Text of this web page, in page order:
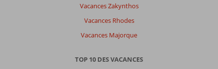
Vacances Zakynthos
Vacances Rhodes
Vacances Majorque
TOP 10 DES VACANCES